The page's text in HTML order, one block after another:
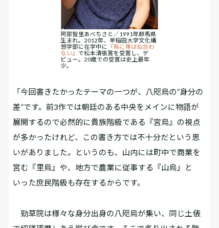
阿部智里あべちさと／1991年群馬県
生まれ。2012年、早稲田大学文化構
想学部に在学中に
『烏に単は似合わ
ない』 で松本清張賞を受賞し、デ
ビュー。20歳での受賞は史上最年
少。
「今回書きたかったテーマの一つが、八咫烏の“身分の
差”です。前3作では朝廷のある中央をメインに物語が
展開するので必然的に貴族階級である『宮烏』の視点
が多かったけれど、この書き方では不十分だという思
いがありました。というのも、山内には町中で商業を
営む『里烏』や、地方で農業に従事する『山烏』と
いった庶民階級も存在するからです。
勁草院は様々な身分出身の八咫烏が集い、同じ土俵